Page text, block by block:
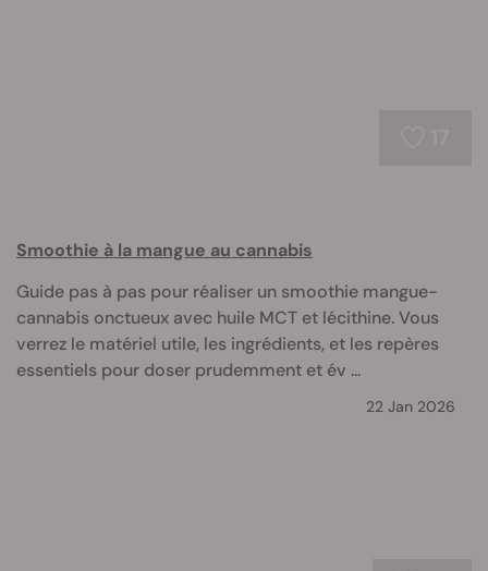
Smoothie à la mangue au cannabis
Guide pas à pas pour réaliser un smoothie mangue-
cannabis onctueux avec huile MCT et lécithine. Vous
verrez le matériel utile, les ingrédients, et les repères
essentiels pour doser prudemment et év ...
22 Jan 2026